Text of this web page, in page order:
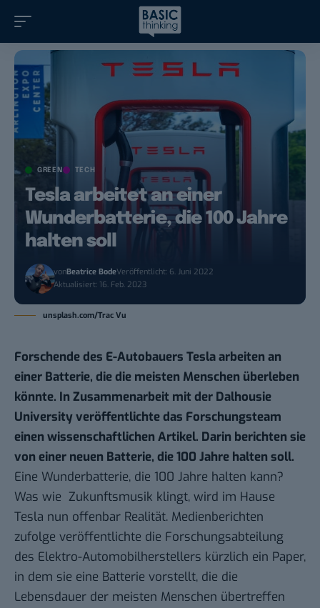
GREEN TECH
Tesla arbeitet an einer
Wunderbatterie, die 100 Jahre
halten soll
vonBeatrice BodeVeröffentlicht: 6. Juni 2022
Aktualisiert: 16. Feb. 2023
unsplash.com/Trac Vu
Forschende des E-Autobauers Tesla arbeiten an
einer Batterie, die die meisten Menschen überleben
könnte. In Zusammenarbeit mit der Dalhousie
University veröffentlichte das Forschungsteam
einen wissenschaftlichen Artikel. Darin berichten sie
von einer neuen Batterie, die 100 Jahre halten soll.
Eine Wunderbatterie, die 100 Jahre halten kann?
Was wie Zukunftsmusik klingt, wird im Hause
Tesla nun offenbar Realität. Medienberichten
zufolge veröffentlichte die Forschungsabteilung
des Elektro-Automobilherstellers kürzlich ein Paper,
in dem sie eine Batterie vorstellt, die die
Lebensdauer der meisten Menschen übertreffen